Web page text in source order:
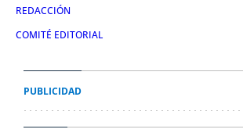
REDACCIÓN
COMITÉ EDITORIAL
PUBLICIDAD